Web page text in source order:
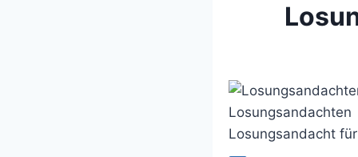
Losungsandachten
Losungsandacht